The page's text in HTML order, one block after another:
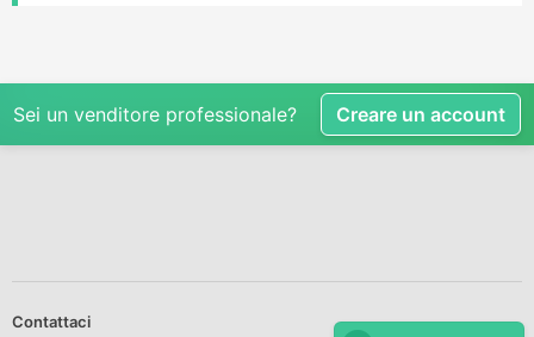
Sei un venditore professionale? Creare un account
Contattaci